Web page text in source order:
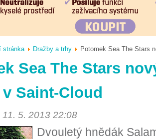
stránka Dražby a trhy Potomek Sea The Stars
Sea The Stars
Saint-Cloud
5. 2013 22:08
Dvouletý hnědák